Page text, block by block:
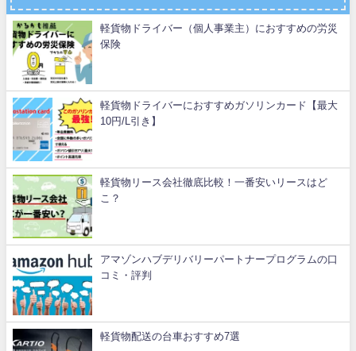
軽貨物ドライバー（個人事業主）におすすめの労災
保険
軽貨物ドライバーにおすすめガソリンカード【最大
10円/L引き】
軽貨物リース会社徹底比較！一番安いリースはど
こ？
アマゾンハブデリバリーパートナープログラムの口
コミ・評判
軽貨物配送の台車おすすめ7選